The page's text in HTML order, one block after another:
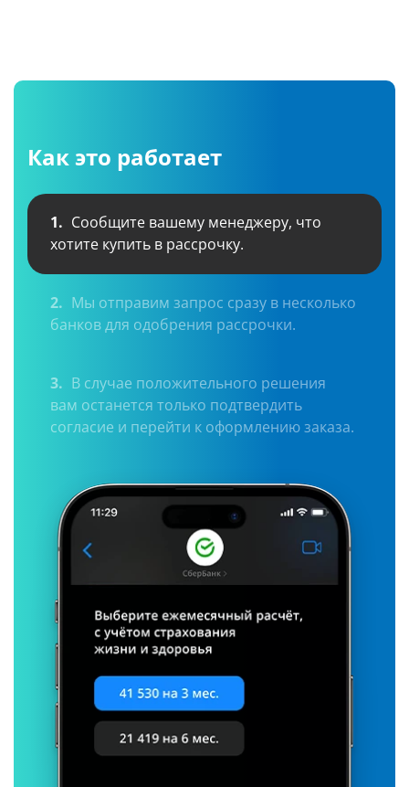
Как это работает
1. Сообщите вашему менеджеру, что
хотите купить в рассрочку.
2. Мы отправим запрос сразу в несколько
банков для одобрения рассрочки.
3. В случае положительного решения
вам останется только подтвердить
согласие и перейти к оформлению заказа.